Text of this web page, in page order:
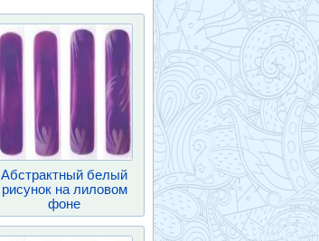
Абстрактный белый
рисунок на лиловом
фоне